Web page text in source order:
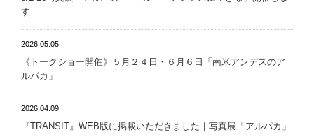
す
2026.05.05
《トークショー開催》５月２４日・６月６日「南米アンデスのア
ルパカ」
2026.04.09
『TRANSIT』WEB版に掲載いただきました｜写真展「アルパカ」